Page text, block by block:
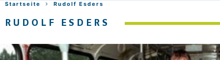
Startseite Rudolf Esders
RUDOLF ESDERS